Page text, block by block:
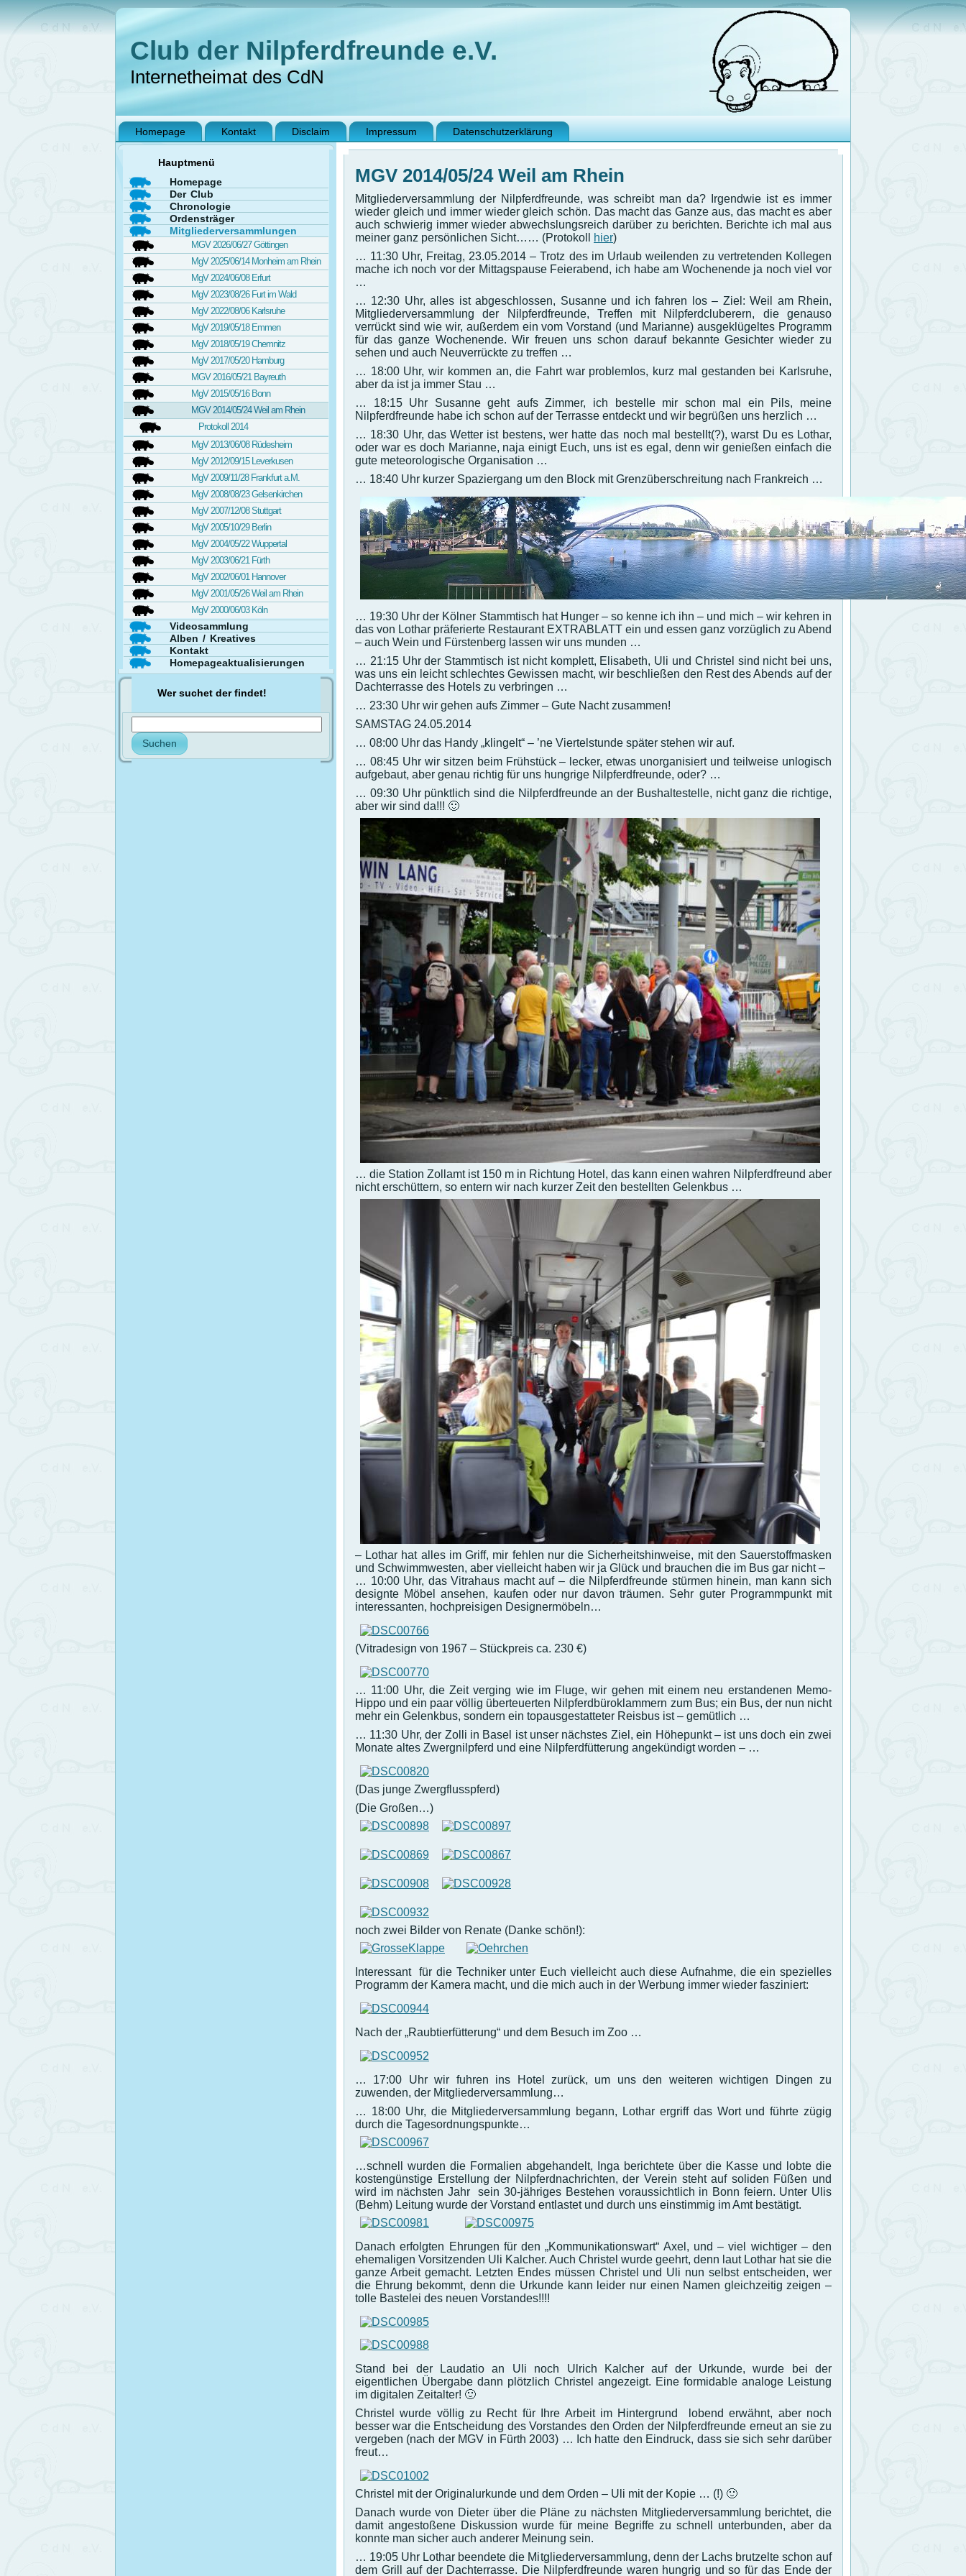
Club der Nilpferdfreunde e.V.
Internetheimat des CdN
Homepage Kontakt Disclaim Impressum Datenschutzerklärung
Hauptmenü
Homepage
Der Club
Chronologie
Ordensträger
Mitgliederversammlungen
MGV 2026/06/27 Göttingen
MgV 2025/06/14 Monheim am Rhein
MgV 2024/06/08 Erfurt
MgV 2023/08/26 Furt im Wald
MgV 2022/08/06 Karlsruhe
MgV 2019/05/18 Emmen
MgV 2018/05/19 Chemnitz
MgV 2017/05/20 Hamburg
MGV 2016/05/21 Bayreuth
MgV 2015/05/16 Bonn
MGV 2014/05/24 Weil am Rhein
Protokoll 2014
MgV 2013/06/08 Rüdesheim
MgV 2012/09/15 Leverkusen
MgV 2009/11/28 Frankfurt a.M.
MgV 2008/08/23 Gelsenkirchen
MgV 2007/12/08 Stuttgart
MgV 2005/10/29 Berlin
MgV 2004/05/22 Wuppertal
MgV 2003/06/21 Fürth
MgV 2002/06/01 Hannover
MgV 2001/05/26 Weil am Rhein
MgV 2000/06/03 Köln
Videosammlung
Alben / Kreatives
Kontakt
Homepageaktualisierungen
Wer suchet der findet!
MGV 2014/05/24 Weil am Rhein
Mitgliederversammlung der Nilpferdfreunde, was schreibt man da? Irgendwie ist es immer
wieder gleich und immer wieder gleich schön. Das macht das Ganze aus, das macht es aber
auch schwierig immer wieder abwechslungsreich darüber zu berichten. Berichte ich mal aus
meiner ganz persönlichen Sicht…… (Protokoll
hier)
… 11:30 Uhr, Freitag, 23.05.2014 – Trotz des im Urlaub weilenden zu vertretenden Kollegen
mache ich noch vor der Mittagspause Feierabend, ich habe am Wochenende ja noch viel vor
…
… 12:30 Uhr, alles ist abgeschlossen, Susanne und ich fahren los – Ziel: Weil am Rhein,
Mitgliederversammlung der Nilpferdfreunde, Treffen mit Nilpferdcluberern, die genauso
verrückt sind wie wir, außerdem ein vom Vorstand (und Marianne) ausgeklügeltes Programm
für das ganze Wochenende. Wir freuen uns schon darauf bekannte Gesichter wieder zu
sehen und auch Neuverrückte zu treffen …
… 18:00 Uhr, wir kommen an, die Fahrt war problemlos, kurz mal gestanden bei Karlsruhe,
aber da ist ja immer Stau …
… 18:15 Uhr Susanne geht aufs Zimmer, ich bestelle mir schon mal ein Pils, meine
Nilpferdfreunde habe ich schon auf der Terrasse entdeckt und wir begrüßen uns herzlich …
… 18:30 Uhr, das Wetter ist bestens, wer hatte das noch mal bestellt(?), warst Du es Lothar,
oder war es doch Marianne, naja einigt Euch, uns ist es egal, denn wir genießen einfach die
gute meteorologische Organisation …
… 18:40 Uhr kurzer Spaziergang um den Block mit Grenzüberschreitung nach Frankreich …
… 19:30 Uhr der Kölner Stammtisch hat Hunger – so kenne ich ihn – und mich – wir kehren in
das von Lothar präferierte Restaurant EXTRABLATT ein und essen ganz vorzüglich zu Abend
– auch Wein und Fürstenberg lassen wir uns munden …
… 21:15 Uhr der Stammtisch ist nicht komplett, Elisabeth, Uli und Christel sind nicht bei uns,
was uns ein leicht schlechtes Gewissen macht, wir beschließen den Rest des Abends auf der
Dachterrasse des Hotels zu verbringen …
… 23:30 Uhr wir gehen aufs Zimmer – Gute Nacht zusammen!
SAMSTAG 24.05.2014
… 08:00 Uhr das Handy „klingelt“ – ’ne Viertelstunde später stehen wir auf.
… 08:45 Uhr wir sitzen beim Frühstück – lecker, etwas unorganisiert und teilweise unlogisch
aufgebaut, aber genau richtig für uns hungrige Nilpferdfreunde, oder? …
… 09:30 Uhr pünktlich sind die Nilpferdfreunde an der Bushaltestelle, nicht ganz die richtige,
aber wir sind da!!! 🙂
… die Station Zollamt ist 150 m in Richtung Hotel, das kann einen wahren Nilpferdfreund aber
nicht erschüttern, so entern wir nach kurzer Zeit den bestellten Gelenkbus …
– Lothar hat alles im Griff, mir fehlen nur die Sicherheitshinweise, mit den Sauerstoffmasken
und Schwimmwesten, aber vielleicht haben wir ja Glück und brauchen die im Bus gar nicht –
… 10:00 Uhr, das Vitrahaus macht auf – die Nilpferdfreunde stürmen hinein, man kann sich
designte Möbel ansehen, kaufen oder nur davon träumen. Sehr guter Programmpunkt mit
interessanten, hochpreisigen Designermöbeln…
(Vitradesign von 1967 – Stückpreis ca. 230 €)
… 11:00 Uhr, die Zeit verging wie im Fluge, wir gehen mit einem neu erstandenen Memo-
Hippo und ein paar völlig überteuerten Nilpferdbüroklammern zum Bus; ein Bus, der nun nicht
mehr ein Gelenkbus, sondern ein topausgestatteter Reisbus ist – gemütlich …
… 11:30 Uhr, der Zolli in Basel ist unser nächstes Ziel, ein Höhepunkt – ist uns doch ein zwei
Monate altes Zwergnilpferd und eine Nilpferdfütterung angekündigt worden – …
(Das junge Zwergflusspferd)
(Die Großen…)
noch zwei Bilder von Renate (Danke schön!):
Interessant für die Techniker unter Euch vielleicht auch diese Aufnahme, die ein spezielles
Programm der Kamera macht, und die mich auch in der Werbung immer wieder fasziniert:
Nach der „Raubtierfütterung“ und dem Besuch im Zoo …
… 17:00 Uhr wir fuhren ins Hotel zurück, um uns den weiteren wichtigen Dingen zu
zuwenden, der Mitgliederversammlung…
… 18:00 Uhr, die Mitgliederversammlung begann, Lothar ergriff das Wort und führte zügig
durch die Tagesordnungspunkte…
…schnell wurden die Formalien abgehandelt, Inga berichtete über die Kasse und lobte die
kostengünstige Erstellung der Nilpferdnachrichten, der Verein steht auf soliden Füßen und
wird im nächsten Jahr sein 30-jähriges Bestehen voraussichtlich in Bonn feiern. Unter Ulis
(Behm) Leitung wurde der Vorstand entlastet und durch uns einstimmig im Amt bestätigt.
Danach erfolgten Ehrungen für den „Kommunikationswart“ Axel, und – viel wichtiger – den
ehemaligen Vorsitzenden Uli Kalcher. Auch Christel wurde geehrt, denn laut Lothar hat sie die
ganze Arbeit gemacht. Letzten Endes müssen Christel und Uli nun selbst entscheiden, wer
die Ehrung bekommt, denn die Urkunde kann leider nur einen Namen gleichzeitig zeigen –
tolle Bastelei des neuen Vorstandes!!!!
Stand bei der Laudatio an Uli noch Ulrich Kalcher auf der Urkunde, wurde bei der
eigentlichen Übergabe dann plötzlich Christel angezeigt. Eine formidable analoge Leistung
im digitalen Zeitalter! 🙂
Christel wurde völlig zu Recht für Ihre Arbeit im Hintergrund lobend erwähnt, aber noch
besser war die Entscheidung des Vorstandes den Orden der Nilpferdfreunde erneut an sie zu
vergeben (nach der MGV in Fürth 2003) … Ich hatte den Eindruck, dass sie sich sehr darüber
freut…
Christel mit der Originalurkunde und dem Orden – Uli mit der Kopie … (!) 🙂
Danach wurde von Dieter über die Pläne zu nächsten Mitgliederversammlung berichtet, die
damit angestoßene Diskussion wurde für meine Begriffe zu schnell unterbunden, aber da
konnte man sicher auch anderer Meinung sein.
… 19:05 Uhr Lothar beendete die Mitgliederversammlung, denn der Lachs brutzelte schon auf
dem Grill auf der Dachterrasse. Die Nilpferdfreunde waren hungrig und so für das Ende der